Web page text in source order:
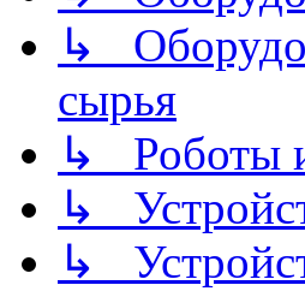
↳
сырья
↳ Роботы и
↳
↳